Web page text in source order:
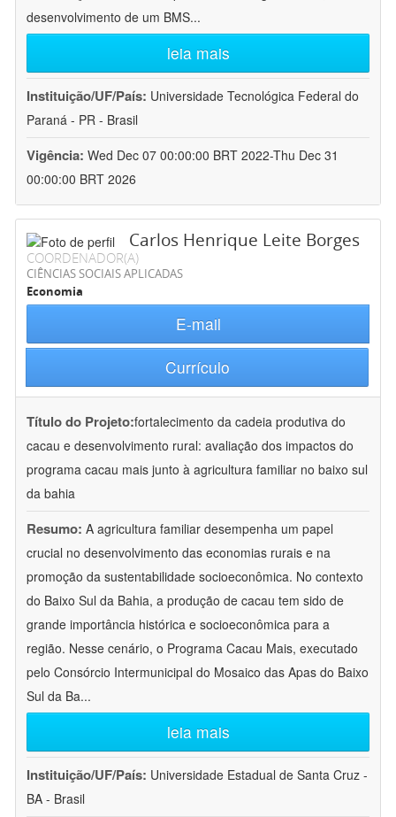
desenvolvimento de um BMS...
leia mais
Instituição/UF/País: Universidade Tecnológica Federal do
Paraná - PR - Brasil
Vigência: Wed Dec 07 00:00:00 BRT 2022-Thu Dec 31
00:00:00 BRT 2026
Carlos Henrique Leite Borges
COORDENADOR(A)
CIÊNCIAS SOCIAIS APLICADAS
Economia
E-mail
Currículo
Título do Projeto:fortalecimento da cadeia produtiva do
cacau e desenvolvimento rural: avaliação dos impactos do
programa cacau mais junto à agricultura familiar no baixo sul
da bahia
Resumo: A agricultura familiar desempenha um papel
crucial no desenvolvimento das economias rurais e na
promoção da sustentabilidade socioeconômica. No contexto
do Baixo Sul da Bahia, a produção de cacau tem sido de
grande importância histórica e socioeconômica para a
região. Nesse cenário, o Programa Cacau Mais, executado
pelo Consórcio Intermunicipal do Mosaico das Apas do Baixo
Sul da Ba...
leia mais
Instituição/UF/País: Universidade Estadual de Santa Cruz -
BA - Brasil